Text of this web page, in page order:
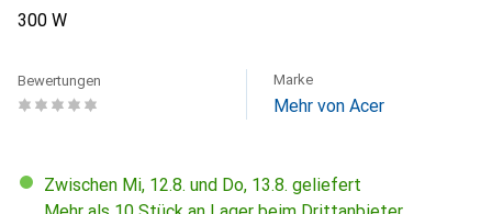
300 W
Bewertungen Marke
Mehr von Acer
Zwischen Mi, 12.8. und Do, 13.8. geliefert